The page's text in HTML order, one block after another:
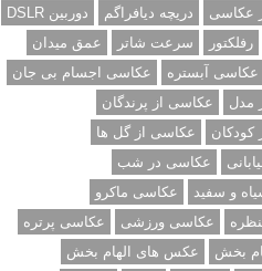
عکاسی
دریچه دیافراگم
دوربین DSLR
رفلکتور سرعت شاتر
عمق میدان
عکاسی آبستره
عکاسی اجسام بی جان
مدل
عکاسی از پرندگان
کودکان
عکاسی از گل ها
عکاسی در شب
و سفید
عکاسی ماکرو
عکاسی ورزشی
عکاسی پرتره
بخش
عکس های الهام بخش